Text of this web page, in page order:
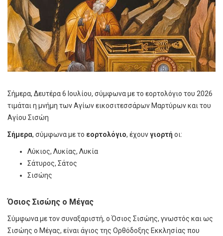
Σήμερα, Δευτέρα 6 Ιουλίου, σύμφωνα με το εορτολόγιο του 2026
τιμάται η μνήμη των Αγίων εικοσιτεσσάρων Μαρτύρων και του
Αγίου Σισώη
Σήμερα, σύμφωνα με το εορτολόγιο, έχουνγιορτή οι:
Λύκιος, Λυκίας, Λυκία
Σάτυρος, Σάτος
Σισώης
Όσιος Σισώης ο Μέγας
Σύμφωνα με τον συναξαριστή, ο Όσιος Σισώης, γνωστός και ως
Σισώης ο Μέγας, είναι άγιος της Ορθόδοξης Εκκλησίας που